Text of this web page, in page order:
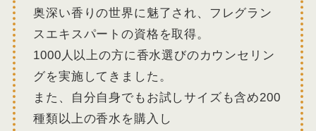
奥深い香りの世界に魅了され、フレグラン
スエキスパートの資格を取得。
1000人以上の方に香水選びのカウンセリン
グを実施してきました。
また、自分自身でもお試しサイズも含め200
種類以上の香水を購入し